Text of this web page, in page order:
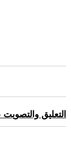
التعليق